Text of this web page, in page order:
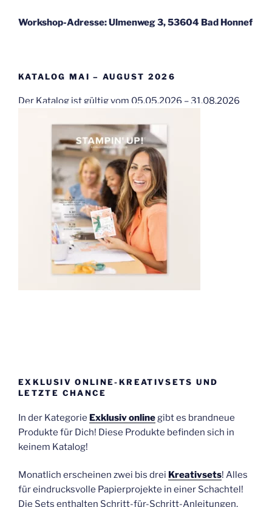
Workshop-Adresse: Ulmenweg 3, 53604 Bad Honnef
KATALOG MAI – AUGUST 2026
Der Katalog ist gültig vom 05.05.2026 – 31.08.2026
EXKLUSIV ONLINE-KREATIVSETS UND
LETZTE CHANCE
In der Kategorie Exklusiv onlinegibt es brandneue
Produkte für Dich! Diese Produkte befinden sich in
keinem Katalog!
Monatlich erscheinen zwei bis drei Kreativsets! Alles
für eindrucksvolle Papierprojekte in einer Schachtel!
Die Sets enthalten Schritt-für-Schritt-Anleitungen,